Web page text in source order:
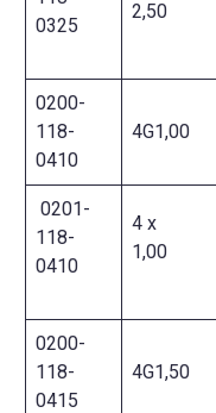
0325
2,50
0200-
118-
0410
4G1,00
0201-
118-
0410
4 x
1,00
0200-
118-
0415
4G1,50